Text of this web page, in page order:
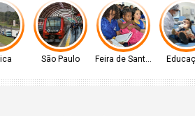
São Paulo Feira de Santana-BA